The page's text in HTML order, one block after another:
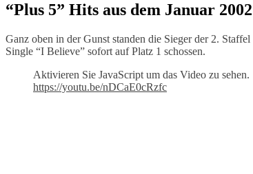
“Plus 5” Hits aus dem Januar 2002
Ganz oben in der Gunst standen die Sieger der 2.
Single “I Believe” sofort auf Platz 1 schossen.
Aktivieren Sie JavaScript um das Video zu sehen.
https://youtu.be/nDCaE0cRzfc